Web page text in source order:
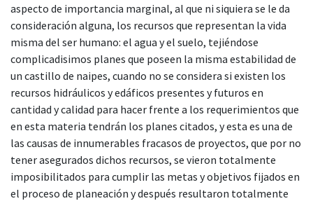
aspecto de importancia marginal, al que ni siquiera se le da
consideración alguna, los recursos que representan la vida
misma del ser humano: el agua y el suelo, tejiéndose
complicadisimos planes que poseen la misma estabilidad de
un castillo de naipes, cuando no se considera si existen los
recursos hidráulicos y edáficos presentes y futuros en
cantidad y calidad para hacer frente a los requerimientos que
en esta materia tendrán los planes citados, y esta es una de
las causas de innumerables fracasos de proyectos, que por no
tener asegurados dichos recursos, se vieron totalmente
imposibilitados para cumplir las metas y objetivos fijados en
el proceso de planeación y después resultaron totalmente